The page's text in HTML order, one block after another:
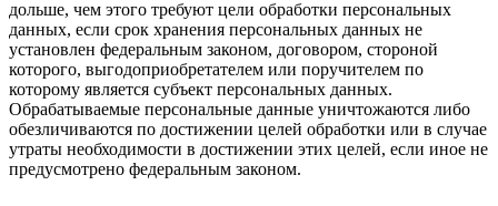
дольше, чем этого требуют цели обработки персональных
данных, если срок хранения персональных данных не
установлен федеральным законом, договором, стороной
которого, выгодоприобретателем или поручителем по
которому является субъект персональных данных.
Обрабатываемые персональные данные уничтожаются либо
обезличиваются по достижении целей обработки или в случае
утраты необходимости в достижении этих целей, если иное не
предусмотрено федеральным законом.